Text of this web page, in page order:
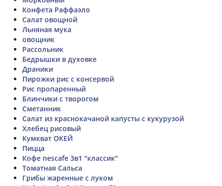
Конфета Раффаэло
Салат овощной
Льняная мука
овощник
Рассольник
Бедрышки в духовке
Драники
Пирожки рис с консервой
Рис пропаренный
Блинчики с творогом
Сметанник
Салат из краснокачаной капусты с кукурузой
Хлебец рисовый
Кумкват ОКЕЙ
Пицца
Кофе nescafe 3в1 "классик"
Томатная Сальса
Грибы жаренные с луком